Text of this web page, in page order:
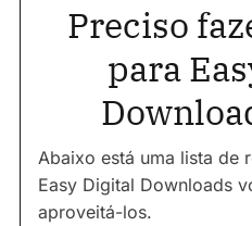
Preciso
para
Abaixo está uma lista de
Easy Digital Downloads
aproveitá-los.